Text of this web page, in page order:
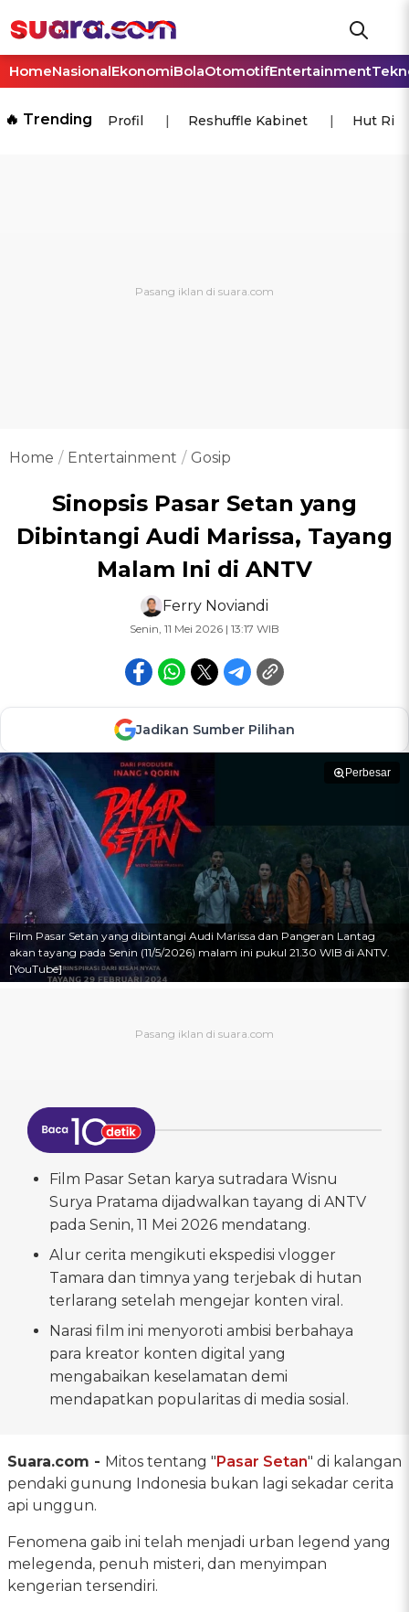
HomeNasionalEkonomiBolaOtomotifEntertainment
🔥 Trending Profil Reshuffle Kabinet Hut Ri
Home Entertainment Gosip
Sinopsis Pasar Setan yang
Dibintangi Audi Marissa, Tayang
Malam Ini di ANTV
Ferry Noviandi
Senin, 11 Mei 2026 | 13:17 WIB
Jadikan Sumber Pilihan
Perbesar
Film Pasar Setan yang dibintangi Audi Marissa dan Pangeran Lantag
akan tayang pada Senin (11/5/2026) malam ini pukul 21.30 WIB di ANTV.
[YouTube]
Film Pasar Setan karya sutradara Wisnu
Surya Pratama dijadwalkan tayang di ANTV
pada Senin, 11 Mei 2026 mendatang.
Alur cerita mengikuti ekspedisi vlogger
Tamara dan timnya yang terjebak di hutan
terlarang setelah mengejar konten viral.
Narasi film ini menyoroti ambisi berbahaya
para kreator konten digital yang
mengabaikan keselamatan demi
mendapatkan popularitas di media sosial.
Suara.com - Mitos tentang "Pasar Setan" di kalangan
pendaki gunung Indonesia bukan lagi sekadar cerita
api unggun.
Fenomena gaib ini telah menjadi urban legend yang
melegenda, penuh misteri, dan menyimpan
kengerian tersendiri.